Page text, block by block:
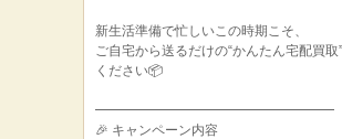
新生活準備で忙しいこの時期こそ、
ご自宅から送るだけの“かんたん宅配買取
ください📦
━━━━━━━━━━━━━━━━━━
🎉 キャンペーン内容